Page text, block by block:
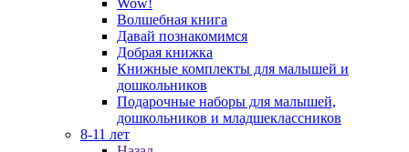
Wow!
Волшебная книга
Давай познакомимся
Добрая книжка
Книжные комплекты для малышей и
дошкольников
Подарочные наборы для малышей,
дошкольников и младшеклассников
8-11 лет